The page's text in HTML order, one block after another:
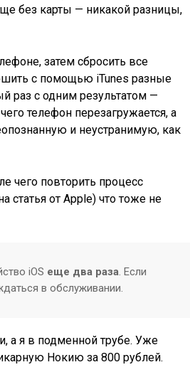
без карты — никакой разницы,
затем сбросить все
с помощью iTunes разные
раз с одним результатом —
телефон перезагружается, а
и неустранимую, как
чего повторить процесс
статья от Apple) что тоже не
iOS еще два раза. Если
в обслуживании.
а я в подменной трубе. Уже
Нокию за 800 рублей.